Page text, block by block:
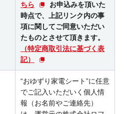
ちら
お申込みを頂いた
時点で、上記リンク内の事
項に関してご同意いただい
たものとさせて頂きます。
（特定商取引法に基づく表
記）
“おゆずり家電シート”に任意
でご記入いただいく個人情
報（お名前やご連絡先）